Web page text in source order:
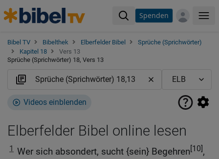
Spenden
Bibel TV Bibelthek Elberfelder Bibel
Sprüche (Sprichwörter)
Kapitel 18
Vers 13
Sprüche (Sprichwörter) 18, Vers 13
Videos einblenden
Elberfelder Bibel online lesen
1 Wer sich absondert, sucht {sein} Begehren[10],